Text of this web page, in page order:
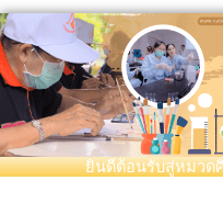
ยินดีต้อนรับสู่หมวด